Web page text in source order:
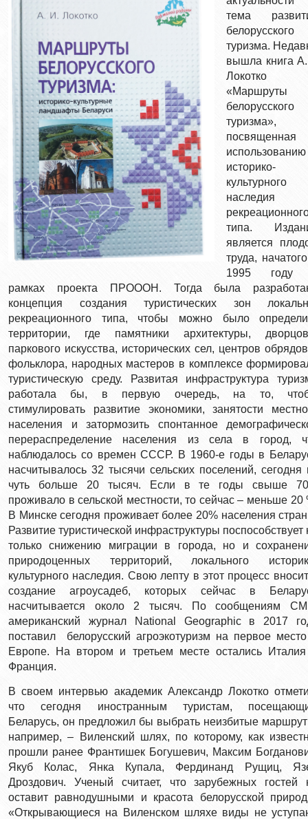
тема
белорусского
туризма.
вышла книга
Локотко
«Маршруты
белорусского
туризма»,
посвященная
использованию
историко-
культурного
наследия
типа.
является
труда,
1995 году
рамках проекта ПРОООН. Тогда была
концепция создания туристических зон
рекреационного типа, чтобы можно было
территории, где памятники архитектуры,
паркового искусства, исторических сел, центров
фольклора, народных мастеров в комплексе
туристическую среду. Развитая инфраструктура
работала бы, в первую очередь, на то,
стимулировать развитие экономики, занятости
населения и затормозить спонтанное
перераспределение населения из села в город,
наблюдалось со времен СССР. В 1960-е годы в
насчитывалось 32 тысячи сельских поселений, сегодня
чуть больше 20 тысяч. Если в те годы свыше
проживало в сельской местности, то сейчас – меньше 20
В Минске сегодня проживает более 20% населения
Развитие туристической инфраструктуры поспособствует
только снижению миграции в города, но и
природоценных территорий, локального
культурного наследия. Свою лепту в этот процесс
создание агроусадеб, которых сейчас в
насчитывается около 2 тысяч. По сообщениям
американский журнал National Geographic в 2017
поставил белорусский агроэкотуризм на первое
Европе. На втором и третьем месте остались
Франция.
В своем интервью академик Александр Локотко
что сегодня иностранным туристам,
Беларусь, он предложил бы выбрать неизбитые
например, – Виленский шлях, по которому, как
прошли ранее Франтишек Богушевич, Максим
Якуб Колас, Янка Купала, Фердинанд Рущиц,
Дроздович. Ученый считает, что зарубежных гостей
оставит равнодушными и красота белорусской
«Открывающиеся на Виленском шляхе виды не